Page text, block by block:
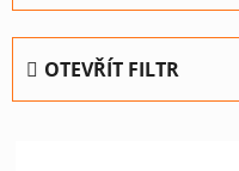
z
n
í
OTEVŘÍT FILTR